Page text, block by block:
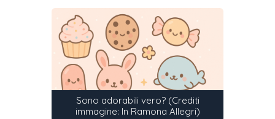
Sono adorabili vero? (Crediti
immagine: In Ramona Allegri)